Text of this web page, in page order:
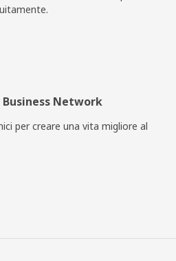
Network
per creare una vita migliore al